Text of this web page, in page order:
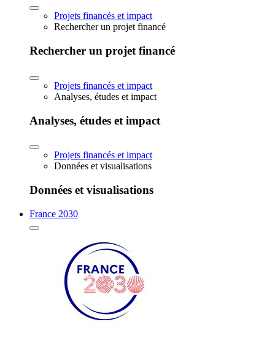
Projets financés et impact
Rechercher un projet financé
Rechercher un projet financé
Projets financés et impact
Analyses, études et impact
Analyses, études et impact
Projets financés et impact
Données et visualisations
Données et visualisations
France 2030